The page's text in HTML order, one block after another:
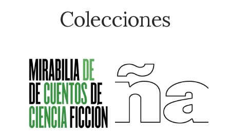
Colecciones